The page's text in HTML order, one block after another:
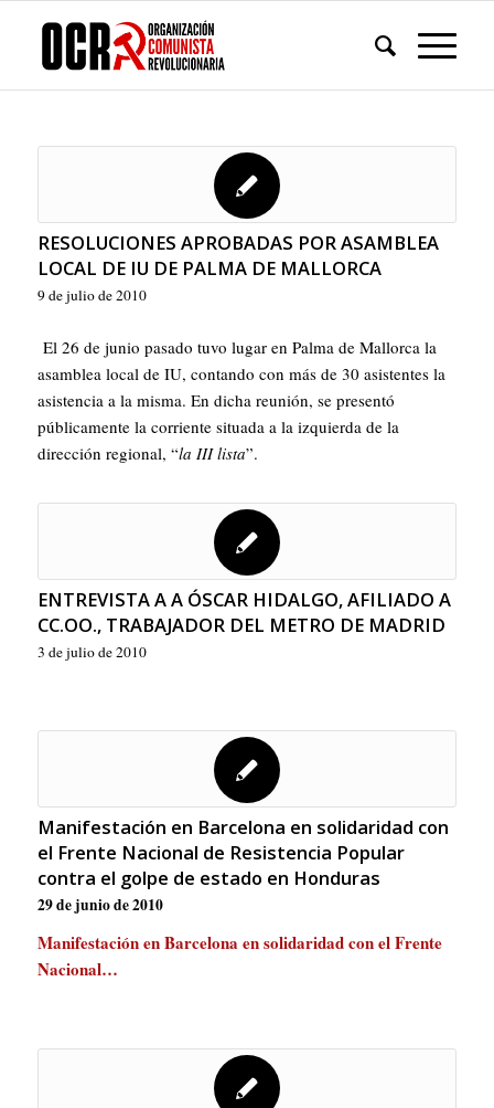
RESOLUCIONES APROBADAS POR ASAMBLEA
LOCAL DE IU DE PALMA DE MALLORCA
9 de julio de 2010
El 26 de junio pasado tuvo lugar en Palma de Mallorca la
asamblea local de IU, contando con más de 30 asistentes la
asistencia a la misma. En dicha reunión, se presentó
públicamente la corriente situada a la izquierda de la
dirección regional, “la III lista”.
ENTREVISTA A A ÓSCAR HIDALGO, AFILIADO A
CC.OO., TRABAJADOR DEL METRO DE MADRID
3 de julio de 2010
Manifestación en Barcelona en solidaridad con
el Frente Nacional de Resistencia Popular
contra el golpe de estado en Honduras
29 de junio de 2010
Manifestación en Barcelona en solidaridad con el Frente
Nacional…